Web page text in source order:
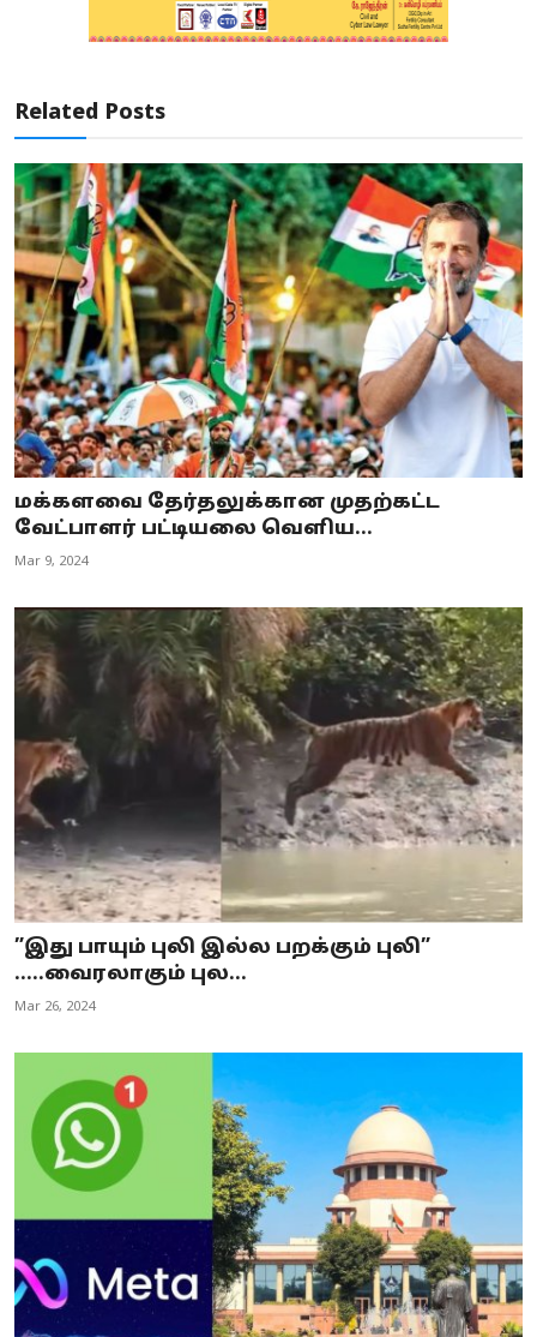
Related Posts
மக்களவை தேர்தலுக்கான முதற்கட்ட
வேட்பாளர் பட்டியலை வெளிய...
Mar 9, 2024
”இது பாயும் புலி இல்ல பறக்கும் புலி”
.....வைரலாகும் புல...
Mar 26, 2024